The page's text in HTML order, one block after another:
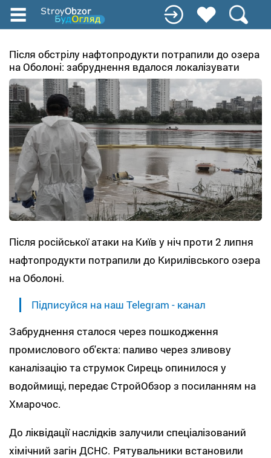
Перейти
до
вмісту
Після обстрілу нафтопродукти потрапили до озера
на Оболоні: забруднення вдалося локалізувати
Після російської атаки на Київ у ніч проти 2 липня
нафтопродукти потрапили до Кирилівського озера
на Оболоні.
Підписуйся на наш Telegram - канал
Забруднення сталося через пошкодження
промислового об'єкта: паливо через зливову
каналізацію та струмок Сирець опинилося у
водоймищі, передає СтройОбзор з посиланням на
Хмарочос.
До ліквідації наслідків залучили спеціалізований
хімічний загін ДСНС. Рятувальники встановили